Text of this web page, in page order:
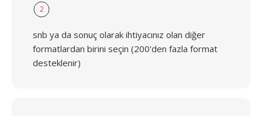
2
snb ya da sonuç olarak ihtiyacınız olan diğer
formatlardan birini seçin (200'den fazla format
desteklenir)